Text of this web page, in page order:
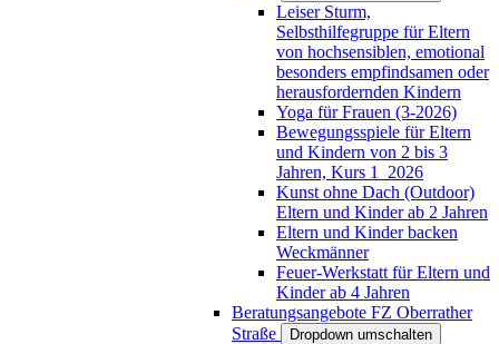
Leiser Sturm,
Selbsthilfegruppe für Eltern
von hochsensiblen, emotional
besonders empfindsamen oder
herausfordernden Kindern
Yoga für Frauen (3-2026)
Bewegungsspiele für Eltern
und Kindern von 2 bis 3
Jahren, Kurs 1_2026
Kunst ohne Dach (Outdoor)
Eltern und Kinder ab 2 Jahren
Eltern und Kinder backen
Weckmänner
Feuer-Werkstatt für Eltern und
Kinder ab 4 Jahren
Beratungsangebote FZ Oberrather
Straße
Dropdown umschalten